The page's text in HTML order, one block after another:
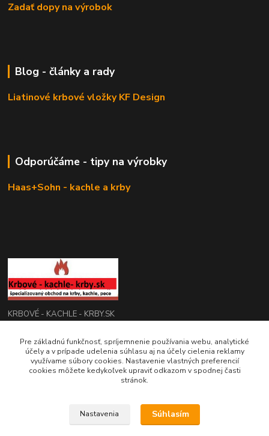
Zadať dopy na výrobok
Blog - články a rady
Liatinové krbové vložky KF Design
Odporúčáme - tipy na výrobky
Haas+Sohn - kachle a krby
KRBOVÉ - KACHLE - KRBY.SK
0949 476 255
08:00 - 17.00
Pre základnú funkčnosť, spríjemnenie používania webu, analytické
účely a v prípade udelenia súhlasu aj na účely cielenia reklamy
využívame súbory cookies. Nastavenie vlastných preferencií
cookies môžete kedykoľvek upraviť odkazom v spodnej časti
stránok.
Nastavenia Súhlasím